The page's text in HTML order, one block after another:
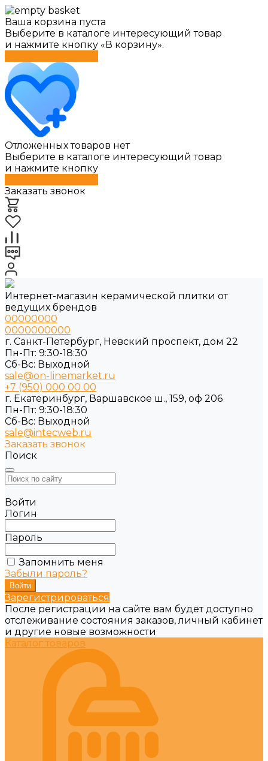
Ваша корзина пуста
Выберите в каталоге интересующий товар
и нажмите кнопку «В корзину».
Отложенных товаров нет
Выберите в каталоге интересующий товар
и нажмите кнопку
Заказать звонок
Интернет-магазин керамической плитки от
ведущих брендов
00000000
0000000000
г. Санкт-Петербург, Невский проспект, дом 22
Пн-Пт: 9:30-18:30
Cб-Вс: Выходной
sale@on-linemarket.ru
+7 (950) 000 00 00
г. Екатеринбург, Варшавское ш., 159, оф 206
Пн-Пт: 9:30-18:30
Cб-Вс: Выходной
sale@intecweb.ru
Заказать звонок
Поиск
Войти
Логин
Пароль
Запомнить меня
Забыли пароль?
Зарегистрироваться
После регистрации на сайте вам будет доступно
отслеживание состояния заказов, личный кабинет
и другие новые возможности
Каталог товаров